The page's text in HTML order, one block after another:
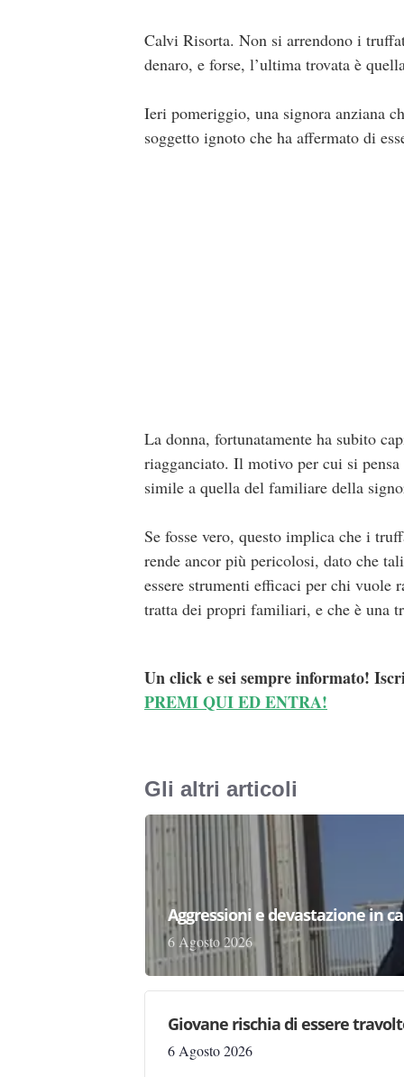
Calvi Risorta. Non si arrendono i
denaro, e forse, l’ultima trovata è
Ieri pomeriggio, una signora anziana
soggetto ignoto che ha affermato di
La donna, fortunatamente ha subito
riagganciato. Il motivo per cui si
simile a quella del familiare della
Se fosse vero, questo implica che i
rende ancor più pericolosi, dato che
essere strumenti efficaci per chi
tratta dei propri familiari, e che è una
Un click e sei sempre informato!
PREMI QUI ED ENTRA!
Gli altri articoli
Aggressioni e devastazione in
6 Agosto 2026
Giovane rischia di essere
6 Agosto 2026